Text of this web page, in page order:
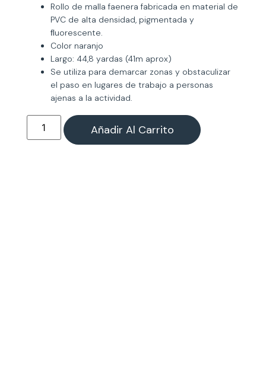
Rollo de malla faenera fabricada en material de
PVC de alta densidad, pigmentada y
ﬂuorescente.
Color naranjo
Largo: 44,8 yardas (41m aprox)
Se utiliza para demarcar zonas y obstaculizar
el paso en lugares de trabajo a personas
ajenas a la actividad.
Añadir Al Carrito